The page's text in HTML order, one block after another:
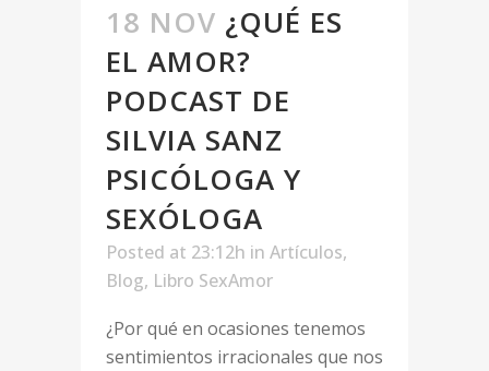
18 NOV ¿QUÉ ES
EL AMOR?
PODCAST DE
SILVIA SANZ
PSICÓLOGA Y
SEXÓLOGA
Posted at 23:12h in Artículos,
Blog, Libro SexAmor
¿Por qué en ocasiones tenemos
sentimientos irracionales que nos